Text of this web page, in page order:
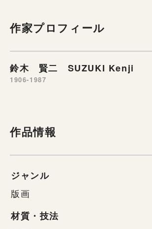
作家プロフィール
鈴木 賢二 SUZUKI Kenji
1906-1987
作品情報
ジャンル
版画
材質・技法